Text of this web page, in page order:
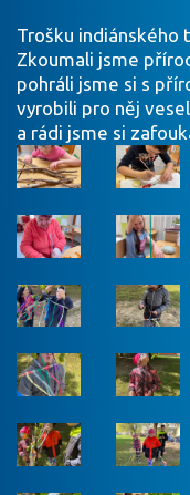
Trošku indiánského
Zkoumali jsme
pohráli jsme si s
vyrobili pro něj
a rádi jsme si